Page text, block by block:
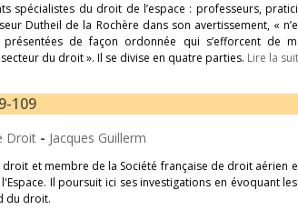
spécialistes du droit de l’espace : professeurs,
Dutheil de la Rochère dans son avertissement, «
présentées de façon ordonnée qui s’efforcent de
du droit ». Il se divise en quatre parties. Lire la
109
Droit - Jacques Guillerm
et membre de la Société française de droit aérien
Il poursuit ici ses investigations en évoquant
du droit.